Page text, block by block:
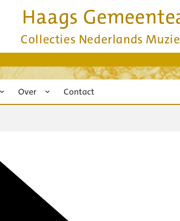
Haags
Collecties Nederlands
Over Contact